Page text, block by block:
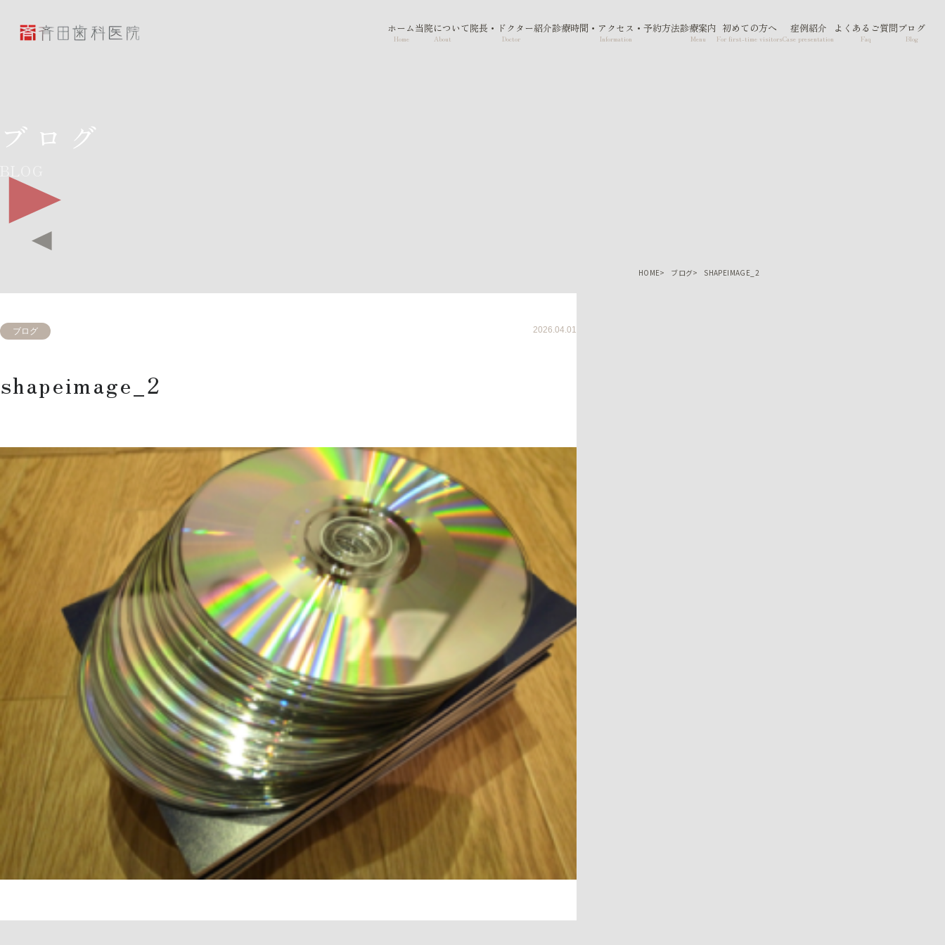
斉田歯科医院
ホーム
Home
当院について
About
院長・ドクター紹介
Doctor
診療時間・アクセス・予約方法
Information
診療案内
Menu
初めての方へ
For first-time visitors
症例紹介
Case presentation
よくあるご質問
Faq
ブログ
Blog
ブログ
HOME ブログ SHAPEIMAGE_2
ブログ 2026.04.01
shapeimage_2